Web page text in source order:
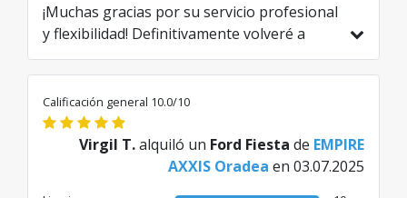
¡Muchas gracias por su servicio profesional
y flexibilidad! Definitivamente volveré a
utilizar esta empresa de alquiler de coches.
Traducido de EN por AI
Calificación general 10.0/10
Virgil T.alquiló un Ford Fiesta de EMPIRE
AXXIS Oradea en 03.07.2025